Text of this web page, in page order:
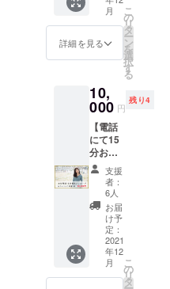
いう方
も、み
んなで
シェア
するこ
しい気
づきが
生まれ
ますの
で、安
心して
ご参加
くださ
い。ふ
じあや
もあな
たの "本
当の想
い" を引
き出す
お手伝
う・・
・」そ
きにど
うやっ
合って
きた
か？こ
こでし
か手に
入らな
い「願
いを叶
えるた
めの実
践ワー
ク付き
ノー
ト」で
す。効
細は
メール
にてご
連絡さ
きる権
利とな
りま
す。 ・
れる
と、そ
の場で
直接答
えをも
らえま
す！
（回答
時間
は、お
一人さ
ま５分
を目安
としま
す） ・
事前に
ムでオ
ンライ
ンでご
視聴頂
けま
開催
日：12
月7日
（火）
20時〜
※公開コ
ンサル
の内容
（相談
者さま
の個人
が特定
される
ような
こと）
を、外
月
詳細を見る
こ
の
リ
タ
ー
ン
を
選
択
す
る
10,
000 円
残り4
【電話
にて15
分お礼
の個別
メッ
セージ
＆ふじ
あやサ
イン付
き書籍
５冊】
・新
刊
支援
者：
6人
お届
け予
定：
2021
年12
月
こ
の
リ
タ